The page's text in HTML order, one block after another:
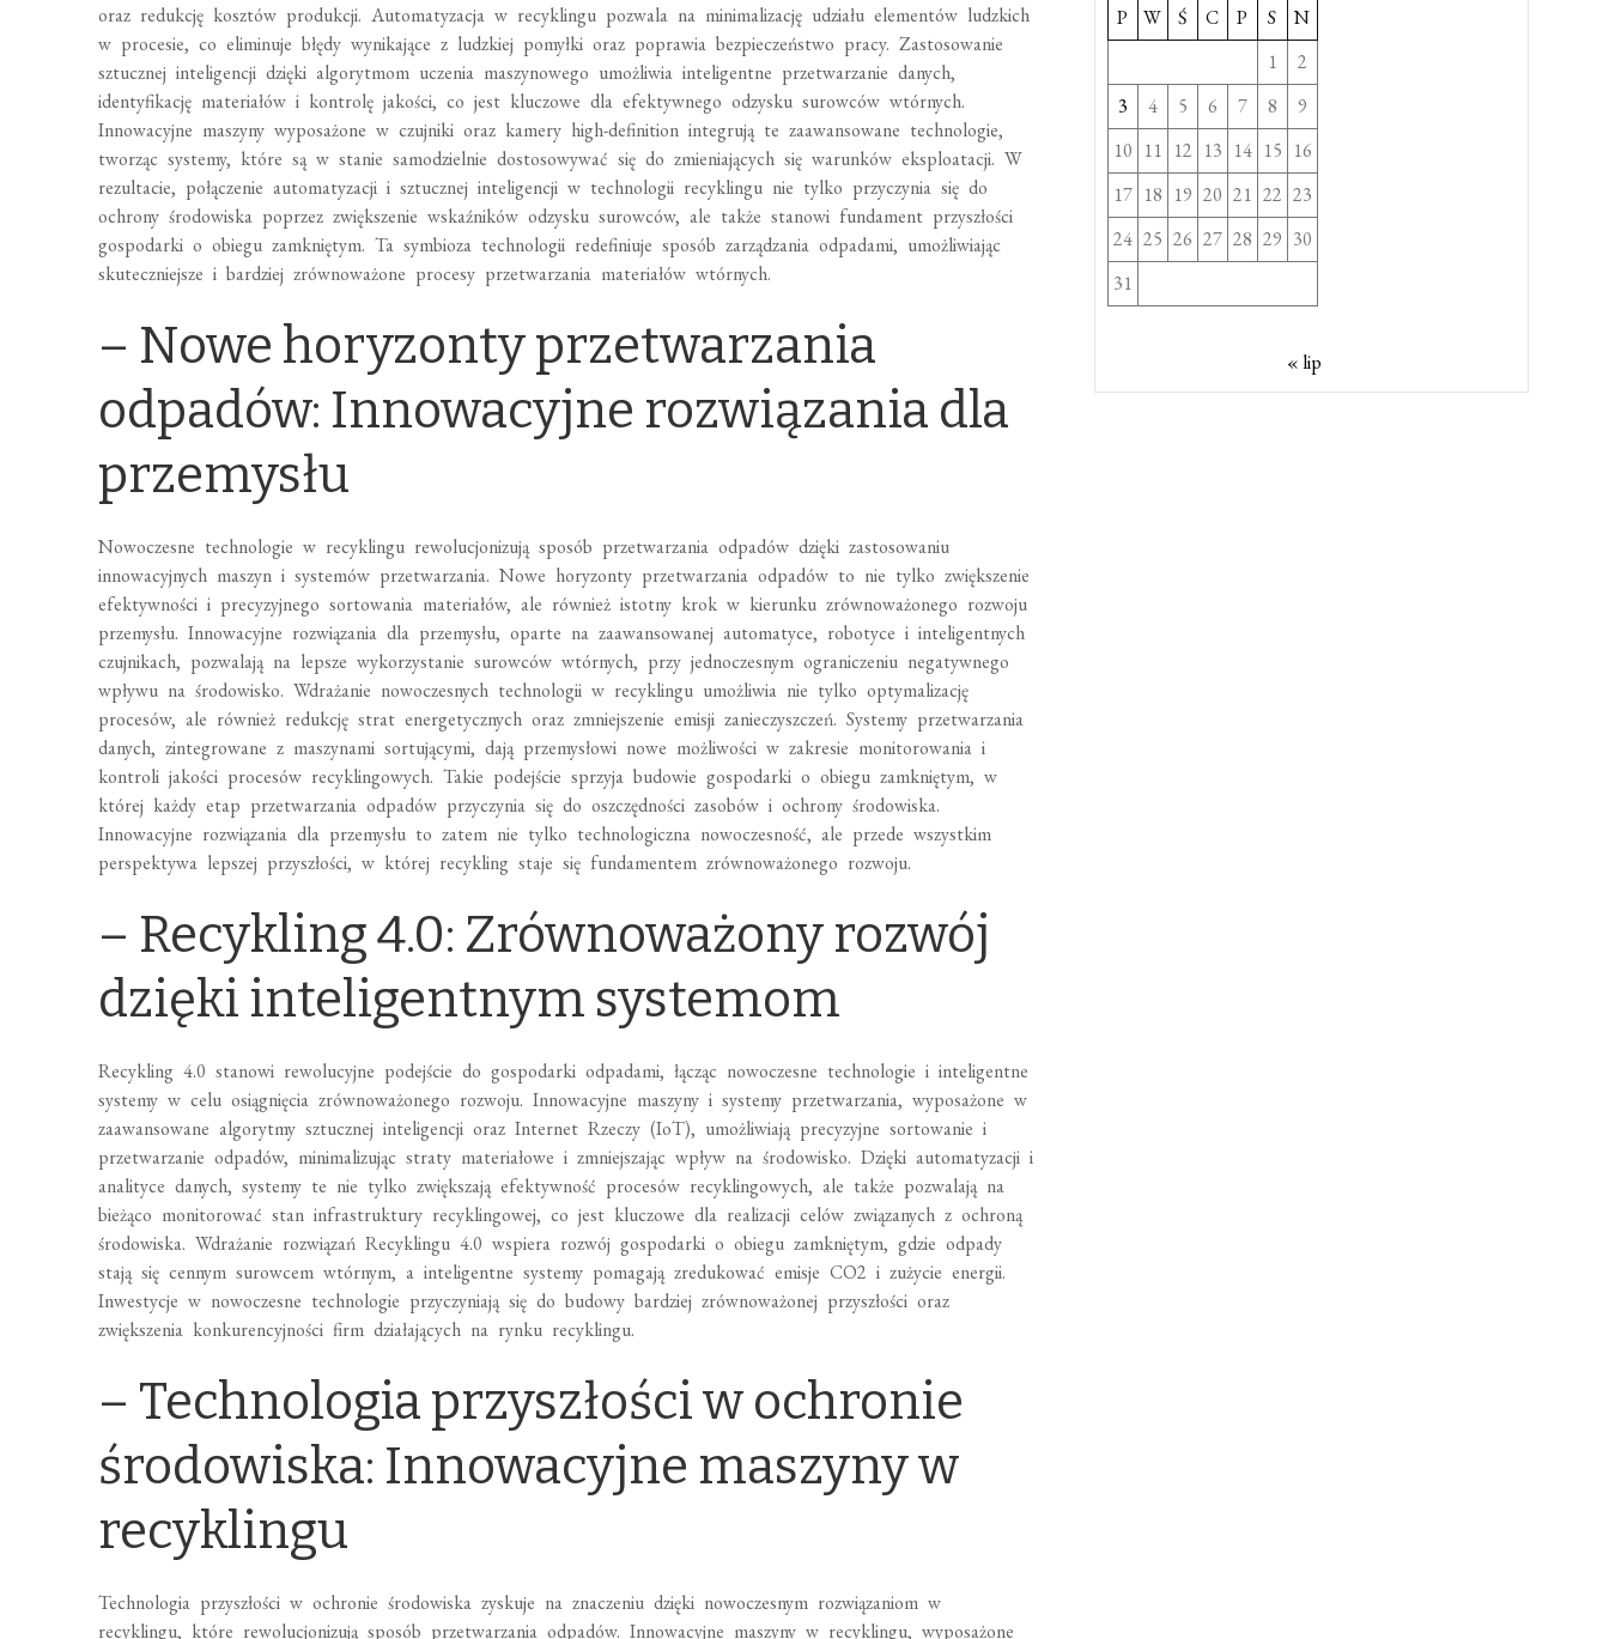
oraz redukcję kosztów produkcji. Automatyzacja w recyklingu pozwala na minimalizację udziału elementów ludzkich
w procesie, co eliminuje błędy wynikające z ludzkiej pomyłki oraz poprawia bezpieczeństwo pracy. Zastosowanie
sztucznej inteligencji dzięki algorytmom uczenia maszynowego umożliwia inteligentne przetwarzanie danych,
identyfikację materiałów i kontrolę jakości, co jest kluczowe dla efektywnego odzysku surowców wtórnych.
Innowacyjne maszyny wyposażone w czujniki oraz kamery high-definition integrują te zaawansowane technologie,
tworząc systemy, które są w stanie samodzielnie dostosowywać się do zmieniających się warunków eksploatacji. W
rezultacie, połączenie automatyzacji i sztucznej inteligencji w technologii recyklingu nie tylko przyczynia się do
ochrony środowiska poprzez zwiększenie wskaźników odzysku surowców, ale także stanowi fundament przyszłości
gospodarki o obiegu zamkniętym. Ta symbioza technologii redefiniuje sposób zarządzania odpadami, umożliwiając
skuteczniejsze i bardziej zrównoważone procesy przetwarzania materiałów wtórnych.
– Nowe horyzonty przetwarzania
odpadów: Innowacyjne rozwiązania dla
przemysłu
Nowoczesne technologie w recyklingu rewolucjonizują sposób przetwarzania odpadów dzięki zastosowaniu
innowacyjnych maszyn i systemów przetwarzania. Nowe horyzonty przetwarzania odpadów to nie tylko zwiększenie
efektywności i precyzyjnego sortowania materiałów, ale również istotny krok w kierunku zrównoważonego rozwoju
przemysłu. Innowacyjne rozwiązania dla przemysłu, oparte na zaawansowanej automatyce, robotyce i inteligentnych
czujnikach, pozwalają na lepsze wykorzystanie surowców wtórnych, przy jednoczesnym ograniczeniu negatywnego
wpływu na środowisko. Wdrażanie nowoczesnych technologii w recyklingu umożliwia nie tylko optymalizację
procesów, ale również redukcję strat energetycznych oraz zmniejszenie emisji zanieczyszczeń. Systemy przetwarzania
danych, zintegrowane z maszynami sortującymi, dają przemysłowi nowe możliwości w zakresie monitorowania i
kontroli jakości procesów recyklingowych. Takie podejście sprzyja budowie gospodarki o obiegu zamkniętym, w
której każdy etap przetwarzania odpadów przyczynia się do oszczędności zasobów i ochrony środowiska.
Innowacyjne rozwiązania dla przemysłu to zatem nie tylko technologiczna nowoczesność, ale przede wszystkim
perspektywa lepszej przyszłości, w której recykling staje się fundamentem zrównoważonego rozwoju.
– Recykling 4.0: Zrównoważony rozwój
dzięki inteligentnym systemom
Recykling 4.0 stanowi rewolucyjne podejście do gospodarki odpadami, łącząc nowoczesne technologie i inteligentne
systemy w celu osiągnięcia zrównoważonego rozwoju. Innowacyjne maszyny i systemy przetwarzania, wyposażone w
zaawansowane algorytmy sztucznej inteligencji oraz Internet Rzeczy (IoT), umożliwiają precyzyjne sortowanie i
przetwarzanie odpadów, minimalizując straty materiałowe i zmniejszając wpływ na środowisko. Dzięki automatyzacji i
analityce danych, systemy te nie tylko zwiększają efektywność procesów recyklingowych, ale także pozwalają na
bieżąco monitorować stan infrastruktury recyklingowej, co jest kluczowe dla realizacji celów związanych z ochroną
środowiska. Wdrażanie rozwiązań Recyklingu 4.0 wspiera rozwój gospodarki o obiegu zamkniętym, gdzie odpady
stają się cennym surowcem wtórnym, a inteligentne systemy pomagają zredukować emisje CO2 i zużycie energii.
Inwestycje w nowoczesne technologie przyczyniają się do budowy bardziej zrównoważonej przyszłości oraz
zwiększenia konkurencyjności firm działających na rynku recyklingu.
– Technologia przyszłości w ochronie
środowiska: Innowacyjne maszyny w
recyklingu
Technologia przyszłości w ochronie środowiska zyskuje na znaczeniu dzięki nowoczesnym rozwiązaniom w
recyklingu, które rewolucjonizują sposób przetwarzania odpadów. Innowacyjne maszyny w recyklingu, wyposażone
P W Ś C P S
N
1
2
3
4 5 6 7 8
9
10 11 12 13 14 15 16
17 18 19 20 21 22 23
24 25 26 27 28 29 30
31
« lip